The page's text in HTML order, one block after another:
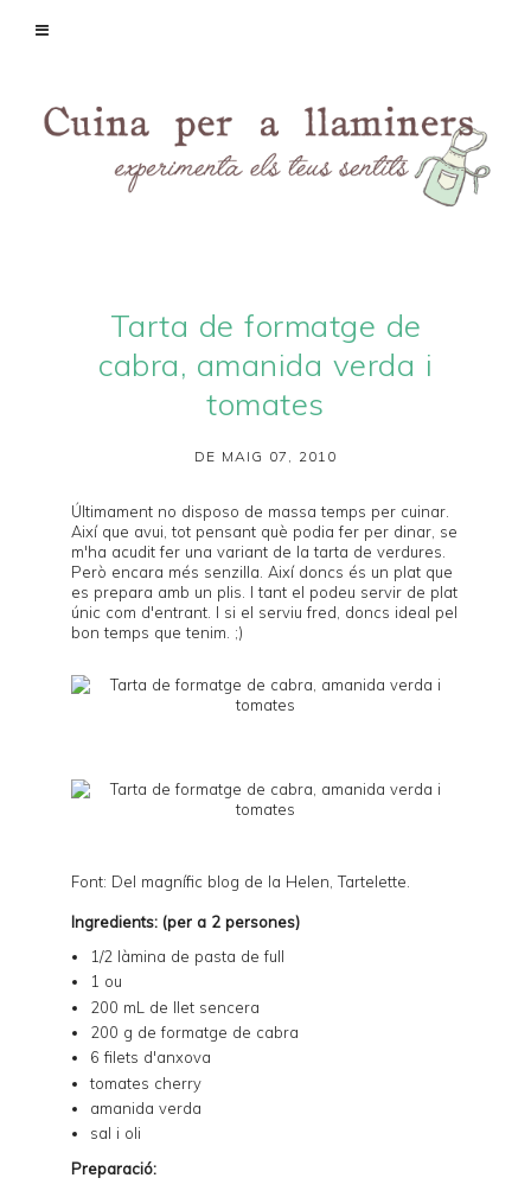
Tarta de formatge de
cabra, amanida verda i
tomates
DE MAIG 07, 2010
Últimament no disposo de massa temps per cuinar.
Així que avui, tot pensant què podia fer per dinar, se
m'ha acudit fer una variant de latarta de verdures
Però encara més senzilla. Així doncs és un plat que
es prepara amb un plis. I tant el podeu servir de plat
únic com d'entrant. I si el serviu fred, doncs ideal pel
bon temps que tenim. ;)
Font: Del magnífic blog de la Helen,Tartelette
Ingredients: (per a 2 persones)
1/2 làmina de pasta de full
1 ou
200 mL de llet sencera
200 g de formatge de cabra
6 filets d'anxova
tomates cherry
amanida verda
sal i oli
Preparació: